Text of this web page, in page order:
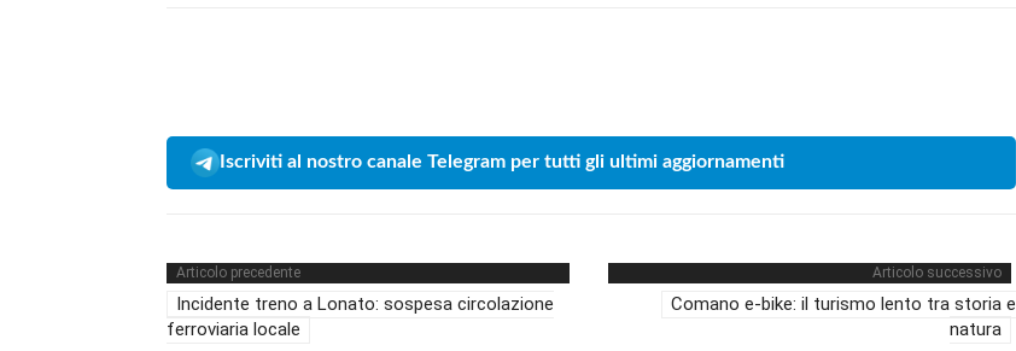
Iscriviti al nostro canale Telegram per tutti gli ultimi aggiornamenti
Articolo precedente
Incidente treno a Lonato: sospesa circolazione
ferroviaria locale
Articolo successivo
Comano e-bike: il turismo lento tra storia e
natura